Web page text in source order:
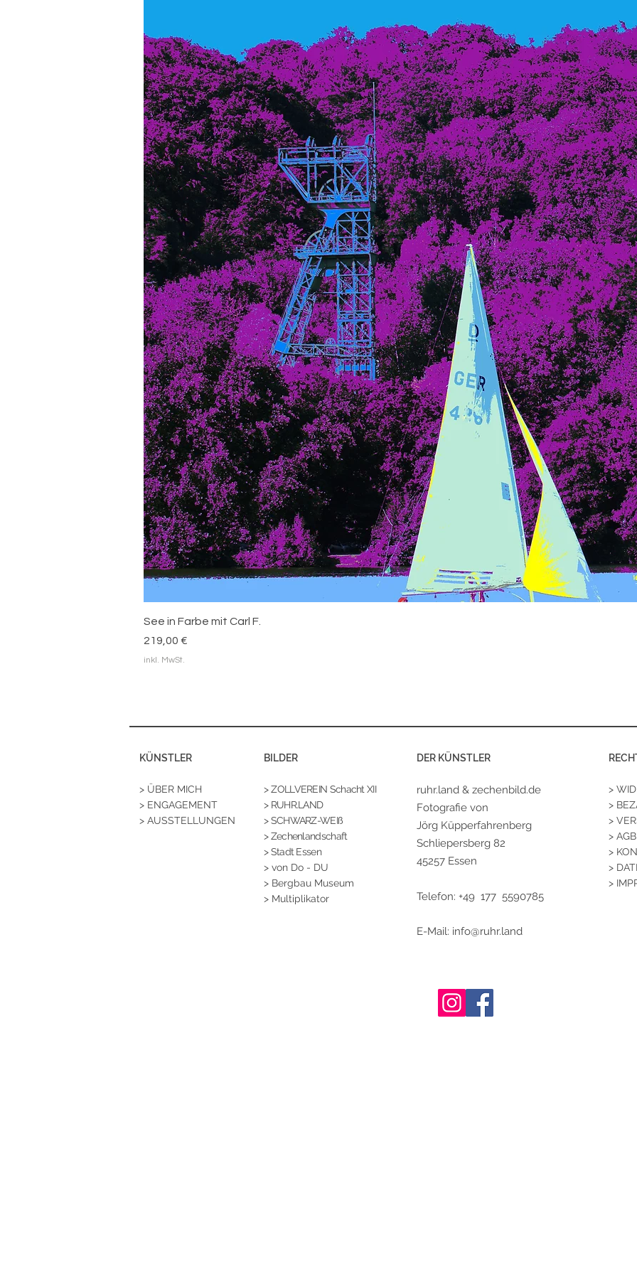
See in Farbe mit Carl F.
Preis
219,00 €
inkl. MwSt.
KÜNSTLER
> ÜBER MICH
> ENGAGEMENT
> AUSSTELLUNGEN
BILDER
>ZOLLVEREIN Schacht XII
> RUHR.LAND
> SCHWARZ-WEIß
>Zechenlandschaft
> Stadt Essen
> von Do - DU
> Bergbau Museum
> Multiplikator
DER KÜNSTLER
ruhr.land & zechenbild.de
Fotografie von
Jörg Küpperfahrenberg
Schliepersberg 82
45257 Essen
Telefon: +49 177 5590785
E-Mail: info@ruhr.land
>
>
>
>
>
>
>